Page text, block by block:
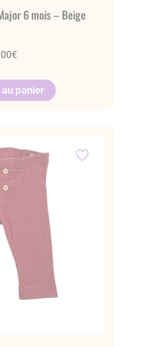
6 mois – Beige
€
panier